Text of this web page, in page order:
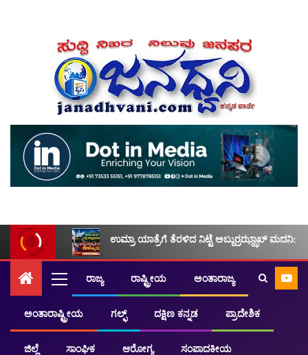
ಉಮ್ರಾ ಯಾತ್ರೆಗೆ ತೆರಳಿದ ನಿಟ್ಟೆ ಅಬ್ದುರ್ರಝ್ಝಾಖ್ ಮದನಿ:
ರಾಜ್ಯ ರಾಷ್ಟ್ರೀಯ ಅಂತಾರಾಜ್ಯ
ಅಂತಾರಾಷ್ಟ್ರೀಯ ಗಲ್ಫ್ ದಕ್ಷಿಣ ಕನ್ನಡ ಪ್ರಾದೇಶಿಕ
ಜಿಲ್ಲೆ ಸಾಂಘಿಕ ಆರೋಗ್ಯ ಸಂಪಾದಕೀಯ